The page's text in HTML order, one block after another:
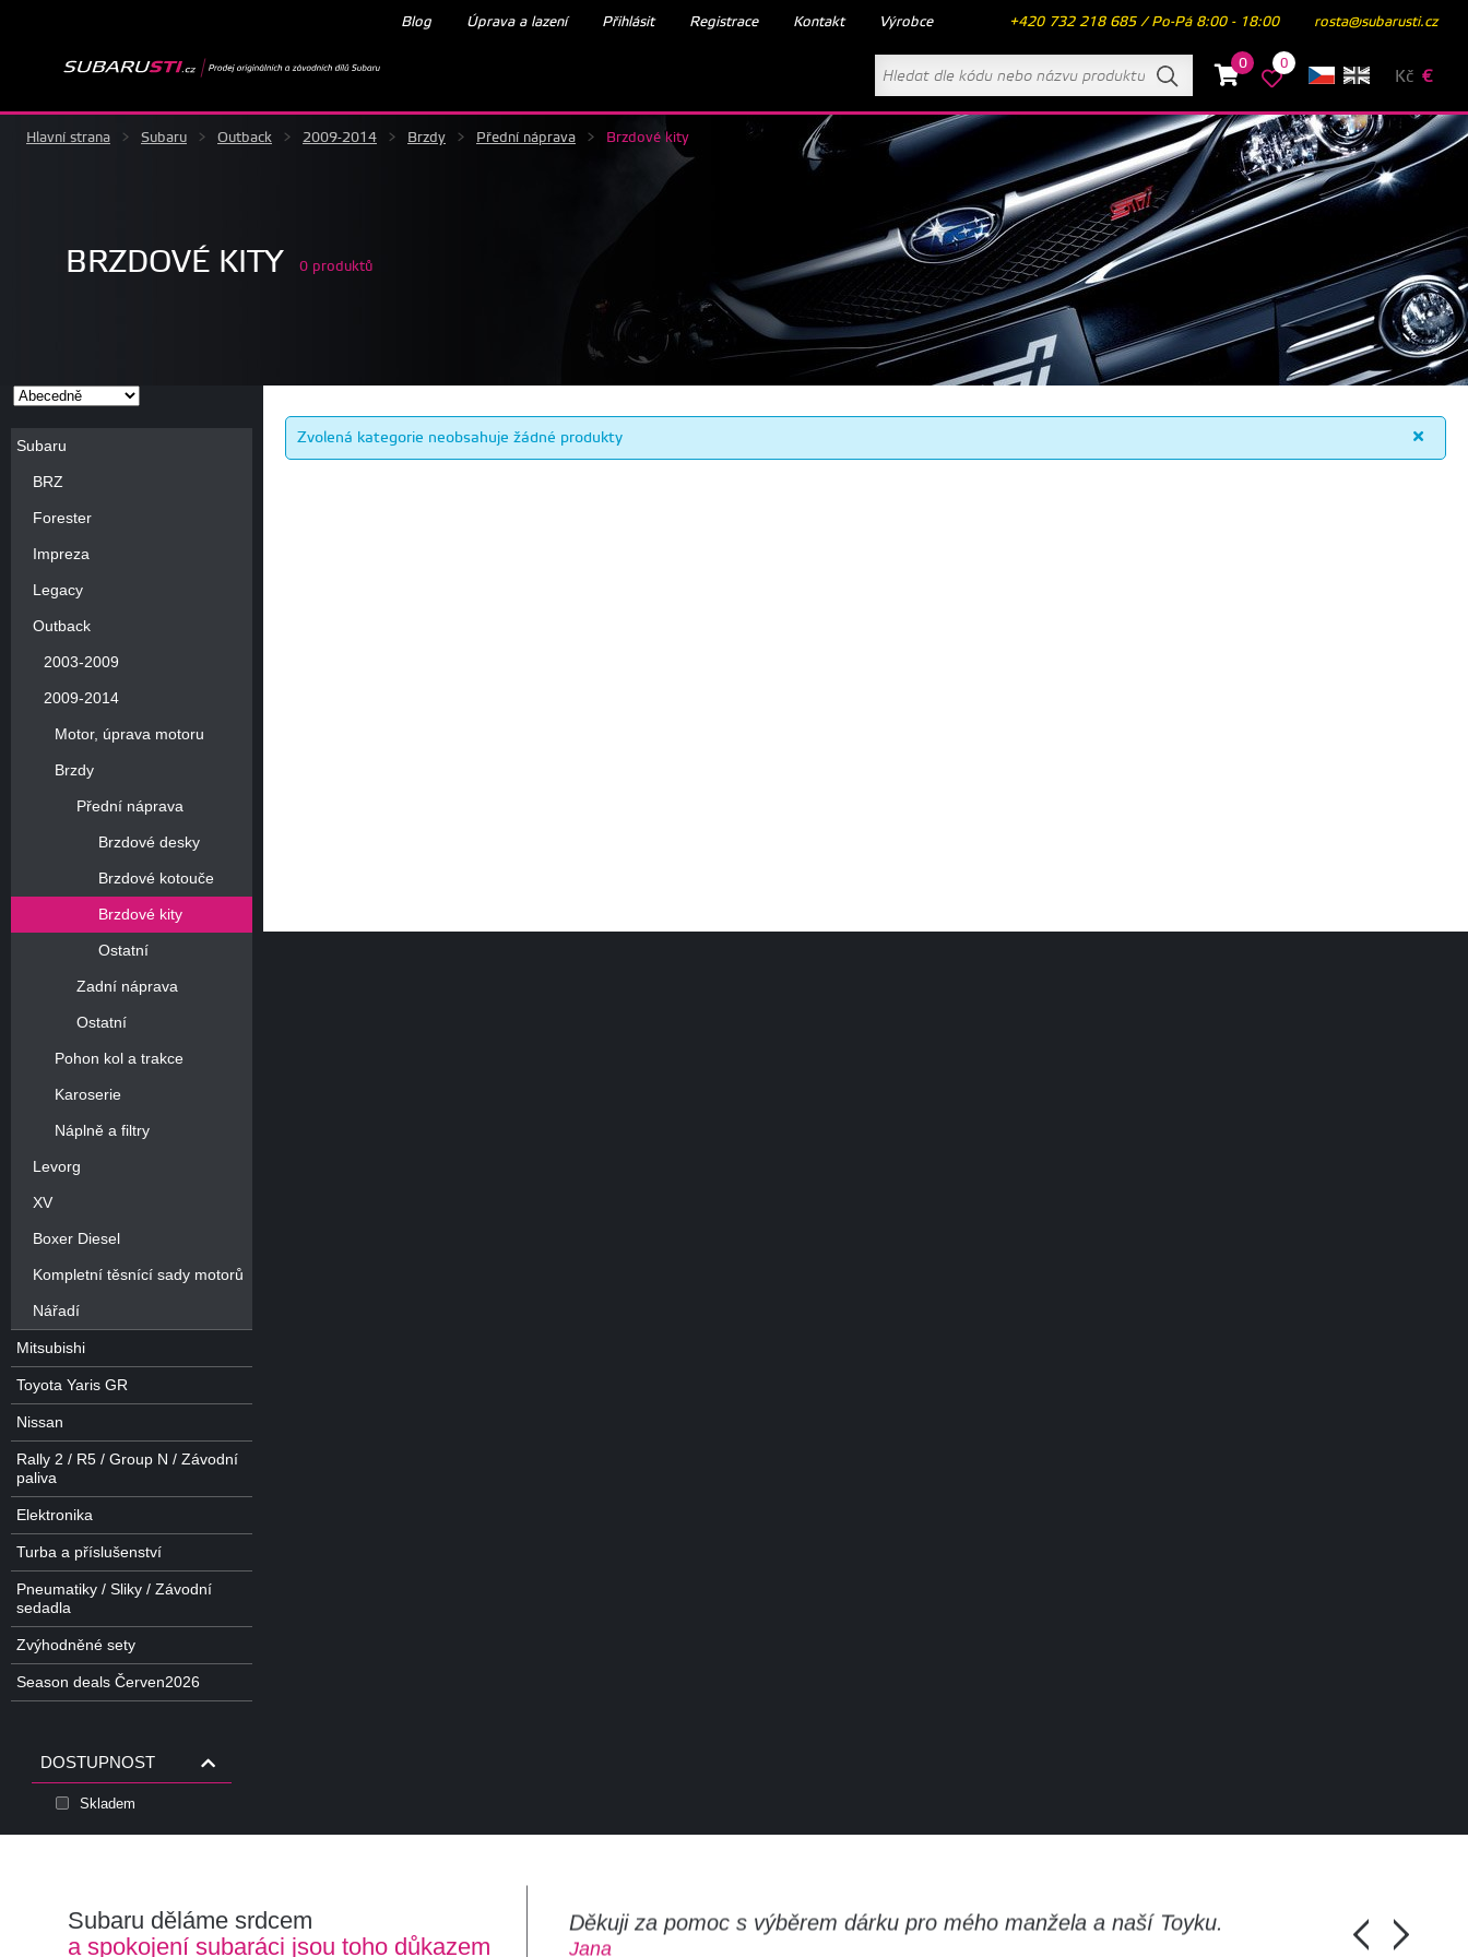
Blog Úprava a lazení Přihlásit Registrace Kontakt Výrobce +420 732 218 685 / Po-Pá 8:00 - 18:00 rosta@subarusti.cz
0 0
Kč €
Hlavní strana > Subaru > Outback > 2009-2014 > Brzdy > Přední náprava > Brzdové kity
BRZDOVÉ KITY 0 produktů
Subaru
BRZ
Forester
Impreza
Legacy
Outback
2003-2009
2009-2014
Motor, úprava motoru
Brzdy
Přední náprava
Brzdové desky
Brzdové kotouče
Brzdové kity
Ostatní
Zadní náprava
Ostatní
Pohon kol a trakce
Karoserie
Náplně a filtry
Levorg
XV
Boxer Diesel
Kompletní těsnící sady motorů
Nářadí
Mitsubishi
Toyota Yaris GR
Nissan
Rally 2 / R5 / Group N / Závodní
paliva
Elektronika
Turba a příslušenství
Pneumatiky / Sliky / Závodní
sedadla
Zvýhodněné sety
Season deals Červen2026
DOSTUPNOST
Skladem
Zvolená kategorie neobsahuje žádné produkty
Subaru děláme srdcem
a spokojení subaráci jsou toho důkazem
Děkuji za pomoc s výběrem dárku pro mého manžela a naší Toyku.
Jana
Chlapi, moc
Honza Pánka,